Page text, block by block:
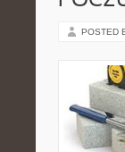
POSTED